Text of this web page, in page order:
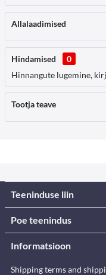
Allalaadimised
Hindamised
0
Hinnangute lugemine,
Tootja teave
Teeninduse liin
Poe teenindus
Informatsioon
Shipping terms and